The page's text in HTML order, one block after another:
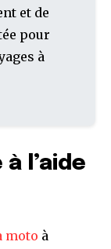
et de
pour
à
l’aide
moto à